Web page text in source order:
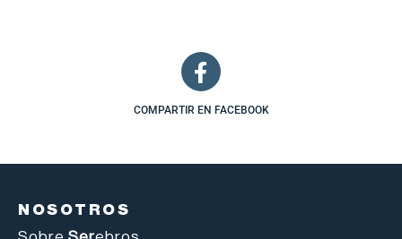
COMPARTIR EN FACEBOOK
NOSOTROS